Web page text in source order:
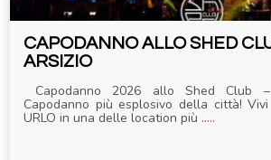
CAPODANNO ALLO SHED
ARSIZIO
Capodanno 2026 allo Shed Club
Capodanno più esplosivo della città!
URLO in una delle location più .....